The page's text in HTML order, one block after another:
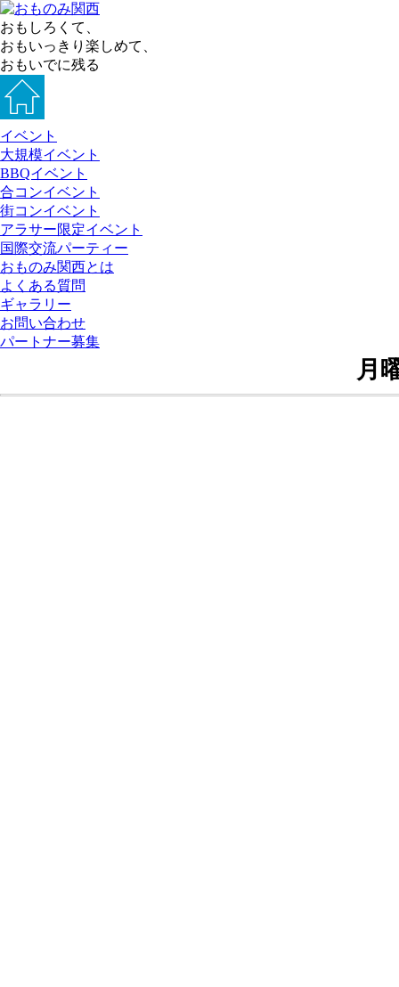
おもしろくて、
おもいっきり楽しめて、
おもいでに残る
イベント
大規模イベント
BBQイベント
合コンイベント
街コンイベント
アラサー限定イベント
国際交流パーティー
おものみ関西とは
よくある質問
ギャラリー
お問い合わせ
パートナー募集
月